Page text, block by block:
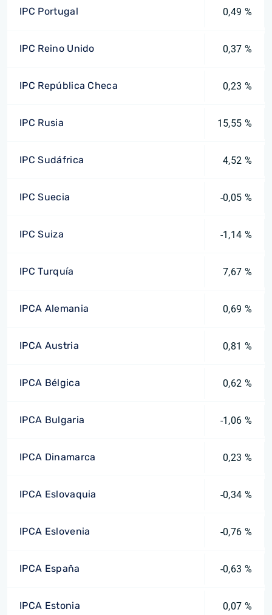
IPC Portugal 0,49 %
IPC Reino Unido 0,37 %
IPC República Checa 0,23 %
IPC Rusia 15,55 %
IPC Sudáfrica 4,52 %
IPC Suecia -0,05 %
IPC Suiza -1,14 %
IPC Turquía 7,67 %
IPCA Alemania 0,69 %
IPCA Austria 0,81 %
IPCA Bélgica 0,62 %
IPCA Bulgaria -1,06 %
IPCA Dinamarca 0,23 %
IPCA Eslovaquia -0,34 %
IPCA Eslovenia -0,76 %
IPCA España -0,63 %
IPCA Estonia 0,07 %